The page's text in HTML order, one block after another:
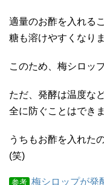
適量のお酢を入れる
糖も溶けやすくなりま
このため、梅シロッ
ただ、発酵は温度な
全に防ぐことはでき
うちもお酢を入れた
(笑)
参考 梅シロップが発